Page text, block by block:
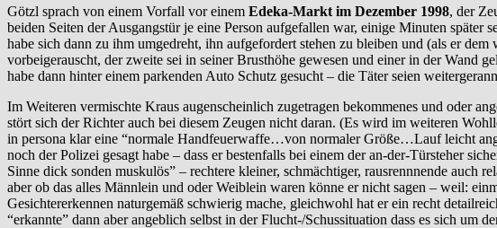
Götzl sprach von einem Vorfall vor einem Edeka-Markt im Dezember 1998, der
beiden Seiten der Ausgangstür je eine Person aufgefallen war, einige Minuten später
habe sich dann zu ihm umgedreht, ihn aufgefordert stehen zu bleiben und (als er
vorbeigerauscht, der zweite sei in seiner Brusthöhe gewesen und einer in der Wand
habe dann hinter einem parkenden Auto Schutz gesucht – die Täter seien
Im Weiteren vermischte Kraus augenscheinlich zugetragen bekommenes und oder
stört sich der Richter auch bei diesem Zeugen nicht daran. (Es wird im weiteren
in persona klar eine “normale Handfeuerwaffe…von normaler Größe…Lauf leicht
noch der Polizei gesagt habe – dass er bestenfalls bei einem der an-der-Türsteher
Sinne dick sonden muskulös” – rechtere kleiner, schmächtiger, rausrennnende auch
aber ob das alles Männlein und oder Weiblein waren könne er nicht sagen – weil:
Gesichtererkennen naturgemäß schwierig mache, gleichwohl hat er ein recht
“erkannte” dann aber angeblich selbst in der Flucht-/Schussituation dass es sich um